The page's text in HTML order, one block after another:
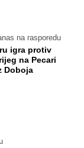
na rasporedu
igra protiv
na Pecari
Doboja